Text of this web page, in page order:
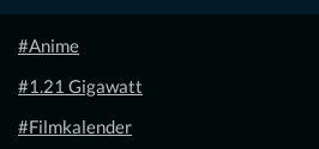
#Anime
#1.21 Gigawatt
#Filmkalender